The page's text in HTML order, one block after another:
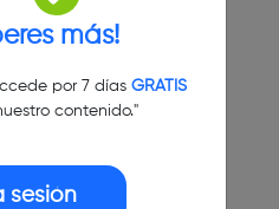
más!
por 7 días GRATIS
contenido."
sesión